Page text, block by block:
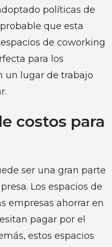
políticas de
que esta
de coworking
para los
un lugar de trabajo
costos para
ser una gran parte
Los espacios de
empresas ahorrar en
pagar por el
estos espacios